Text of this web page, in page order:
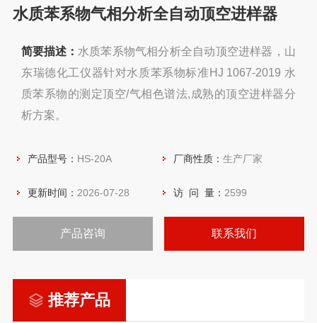
水质苯系物气相分析全自动顶空进样器
简要描述： 水质苯系物气相分析全自动顶空进样器，山
东瑞德化工仪器针对水质苯系物标准HJ 1067-2019 水
质苯系物的测定顶空/气相色谱法,成熟的顶空进样器分
析方案。
产品型号： HS-20A 厂商性质： 生产厂家
更新时间： 2026-07-28 访 问 量： 2599
产品咨询 联系我们
推荐产品